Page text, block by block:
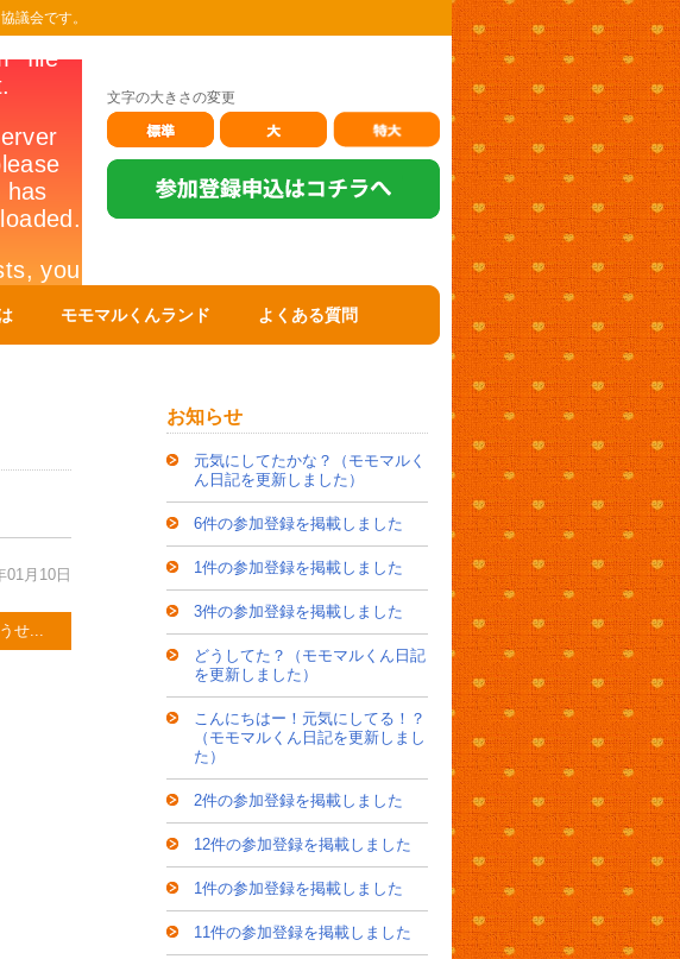
議会です。
文字の大きさの変更
モモマルくんランド よくある質問
01月10日
せ...
お知らせ
元気にしてたかな？（モモマルく
ん日記を更新しました）
6件の参加登録を掲載しました
1件の参加登録を掲載しました
3件の参加登録を掲載しました
どうしてた？（モモマルくん日記
を更新しました）
こんにちはー！元気にしてる！？
（モモマルくん日記を更新しまし
た）
2件の参加登録を掲載しました
12件の参加登録を掲載しました
1件の参加登録を掲載しました
11件の参加登録を掲載しました